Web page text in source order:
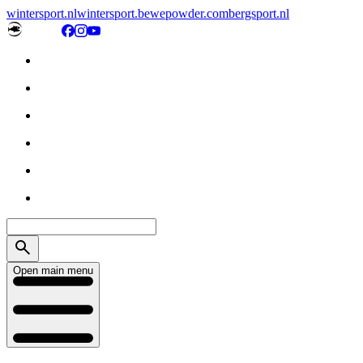
wintersport.nlwintersport.bewepowder.combergsport.nl
Open main menu